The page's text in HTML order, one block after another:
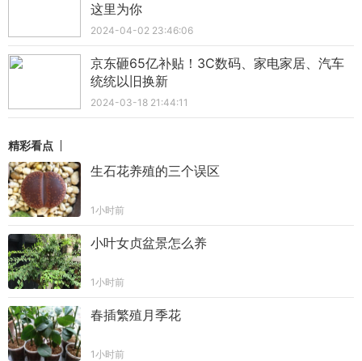
这里为你
2024-04-02 23:46:06
京东砸65亿补贴！3C数码、家电家居、汽车
统统以旧换新
2024-03-18 21:44:11
精彩看点
生石花养殖的三个误区
1小时前
小叶女贞盆景怎么养
1小时前
春插繁殖月季花
1小时前